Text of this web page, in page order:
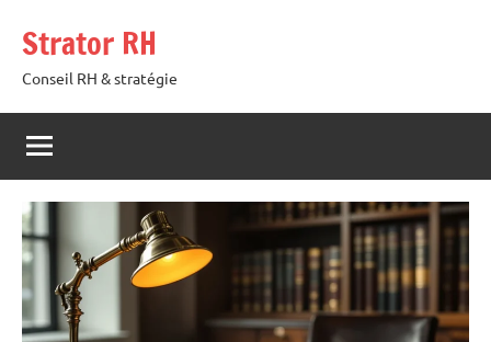
contenu
Strator RH
Conseil RH & stratégie